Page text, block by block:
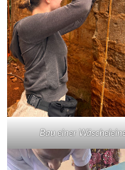
Bau einer